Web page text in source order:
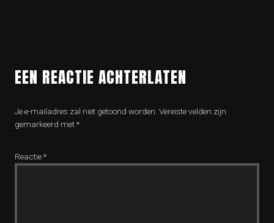
EEN REACTIE ACHTERLATEN
Je e-mailadres zal niet getoond worden. Vereiste velden zijn
gemarkeerd met*
Reactie*